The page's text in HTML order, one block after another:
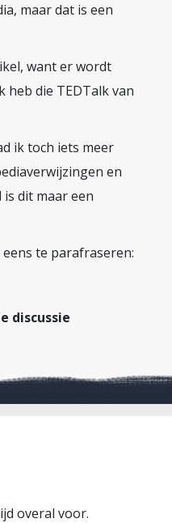
maar dat is een
want er wordt
heb die TEDTalk van
ik toch iets meer
en
dit maar een
te parafraseren:
discussie
overal voor.